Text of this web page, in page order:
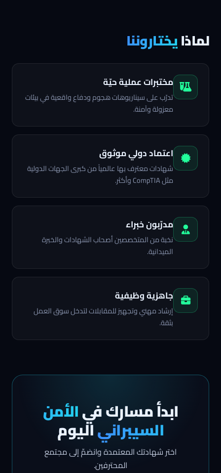
لماذايختاروننا
مختبرات عملية حيّة
تدرّب على سيناريوهات هجوم ودفاع واقعية في بيئات
معزولة وآمنة.
اعتماد دولي موثوق
شهادات معترف بها عالمياً من كبرى الجهات الدولية
مثل CompTIA وأكثر.
مدرّبون خبراء
نخبة من المتخصصين أصحاب الشهادات والخبرة
الميدانية.
جاهزية وظيفية
إرشاد مهني وتجهيز للمقابلات لتدخل سوق العمل
بثقة.
ابدأ مسارك فيالأمن
السيبرانياليوم
اختر شهادتك المعتمدة وانضمّ إلى مجتمع
المحترفين.